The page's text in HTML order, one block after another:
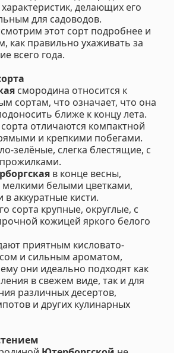
делающих его
для садоводов.
этот сорт подробнее и
как правильно ухаживать за
всего года.
смородина относится к
сортам, что означает, что она
ближе к концу лета.
сорта отличаются компактной
и крепкими побегами.
зелёные, слегка блестящие, с
в конце весны,
мелкими белыми цветками,
аккуратные кисти.
сорта крупные, округлые, с
кожицей яркого белого
приятным кисловато-
и сильным ароматом,
они идеально подходят как
в свежем виде, так и для
различных десертов,
и других кулинарных